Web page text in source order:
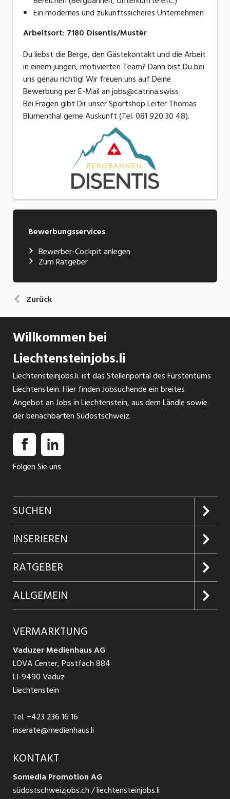
Ein modernes und zukunftssicheres Unternehmen
Arbeitsort: 7180 Disentis/Mustèr
Du liebst die Berge, den Gästekontakt und die Arbeit
in einem jungen, motivierten Team? Dann bist Du bei
uns genau richtig! Wir freuen uns auf Deine
Bewerbung per E-Mail an jobs@catrina.swiss
Bei Fragen gibt Dir unser Sportshop Leiter Thomas
Blumenthal gerne Auskunft (Tel. 081 920 30 48).
Bewerbungsservices
Bewerber-Cockpit anlegen
Zum Ratgeber
Zurück
Willkommen bei
Liechtensteinjobs.li
Liechtensteinjobs.li. ist das Stellenportal des Fürstentums
Liechtenstein. Hier finden Jobsuchende ein breites
Angebot an Jobs in Liechtenstein, aus dem Ländle sowie
der benachbarten Südostschweiz.
Folgen Sie uns
SUCHEN
Jobs suchen
Jobabo
Firmen entdecken
Jobs in Graubünden
Jobs in St. Gallen
Jobs in Glarus
Jobs in der Südostschweiz
Temporär Jobs
Teilzeit Jobs
Praktikum
INSERIEREN
Kundenlogin
Inserieren
Produkte
Schnittstelle
RATGEBER
Glossar
Ratgeber Bewerbung / Rekrutierung
ALLGEMEIN
AGB
Datenschutzbestimmungen
Nutzungsbedingungen
Impressum
VERMARKTUNG
Vaduzer Medienhaus AG
LOVA Center, Postfach 884
LI-9490 Vaduz
Liechtenstein
Tel. +423 236 16 16
inserate@medienhaus.li
KONTAKT
Somedia Promotion AG
südostschweizjobs.ch / liechtensteinjobs.li